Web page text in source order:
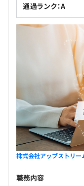
通過ランク：A
株式会社アップストリー
職務内容